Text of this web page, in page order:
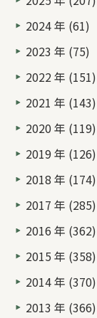
2024 年 (61)
2023 年 (75)
2022 年 (151)
2021 年 (143)
2020 年 (119)
2019 年 (126)
2018 年 (174)
2017 年 (285)
2016 年 (362)
2015 年 (358)
2014 年 (370)
2013 年 (366)